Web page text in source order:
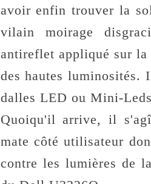
avoir enfin trouver la
vilain moirage
antireflet appliqué sur
des hautes luminosités.
dalles LED ou Mini-
Quoiqu'il arrive, il
mate côté utilisateur
contre les lumières de